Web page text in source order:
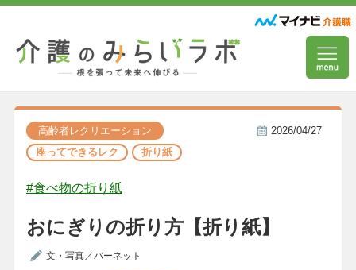
高齢者レクリエーション
座ってできるレク
折り紙
2026/04/27
#食べ物の折り紙
おにぎりの折り方【折り紙】
文・写真／バーネット